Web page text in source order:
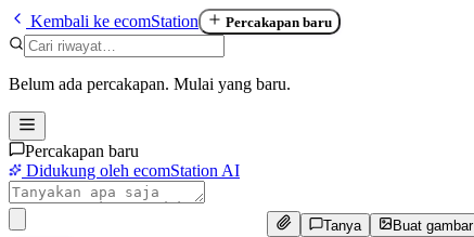
Kembali ke ecomStation Percakapan baru
Belum ada percakapan. Mulai yang baru.
Percakapan baru
Didukung oleh ecomStation AI
Tanya Buat gambar